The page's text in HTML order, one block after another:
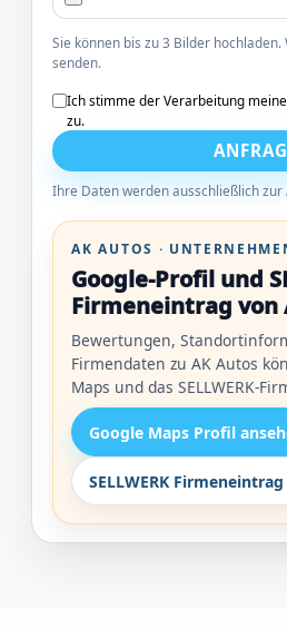
Sie können bis zu 3 Bilder
senden.
Ich stimme der Verarbeitung
zu.
Ihre Daten werden ausschließlich
AK AUTOS ·
Google-Profil und
Firmeneintrag von
Bewertungen,
Firmendaten zu AK Autos
Maps und das SELLWERK-
Google Maps Profil
SELLWERK